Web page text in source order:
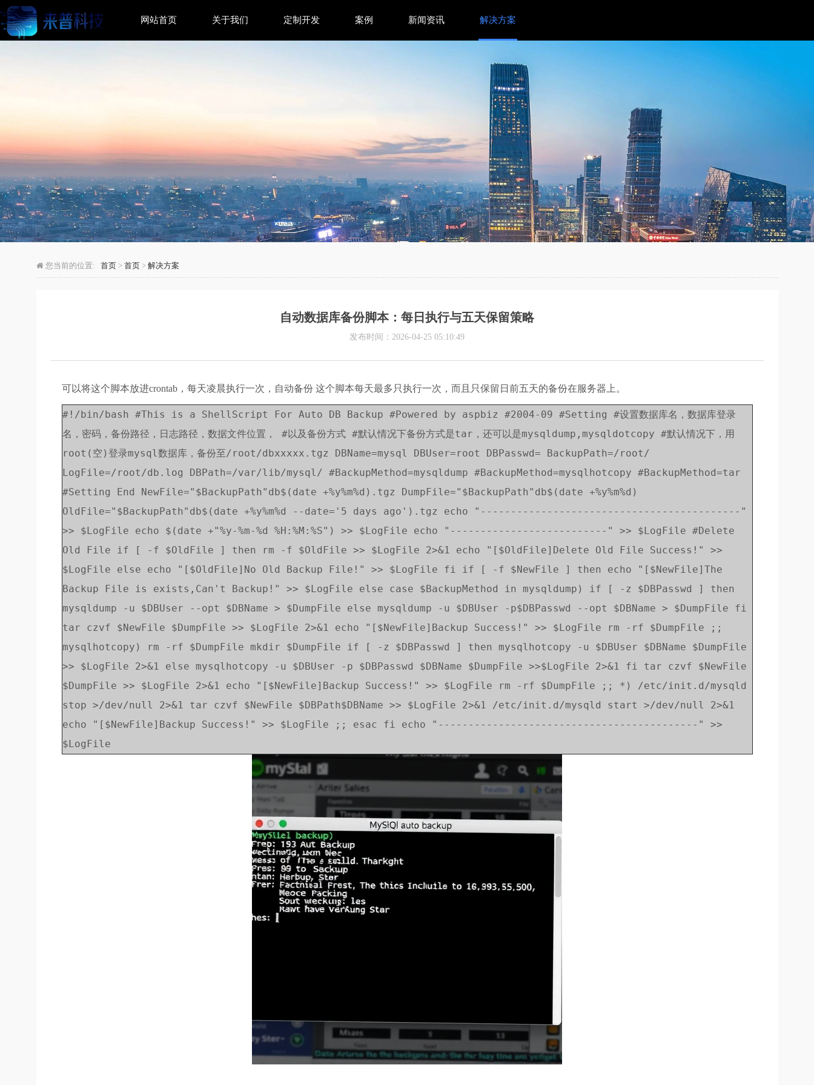
自动数据库备份脚本：每日执行与五天保留策略
网站首页 关于我们 定制开发 案例 新闻资讯 解决方案
您当前的位置: 首页 > 首页 > 解决方案
自动数据库备份脚本：每日执行与五天保留策略
发布时间：2026-04-25 05:10:49
可以将这个脚本放进crontab，每天凌晨执行一次，自动备份 这个脚本每天最多只执行一次，而且只保留日前五天的备份在服务器上。
#!/bin/bash #This is a ShellScript For Auto DB Backup #Powered by aspbiz #2004-09 #Setting #设置数据库名，数据库登录
名，密码，备份路径，日志路径，数据文件位置， #以及备份方式 #默认情况下备份方式是tar，还可以是mysqldump,mysqldotcopy #默认情况下，用
root(空)登录mysql数据库，备份至/root/dbxxxxx.tgz DBName=mysql DBUser=root DBPasswd= BackupPath=/root/
LogFile=/root/db.log DBPath=/var/lib/mysql/ #BackupMethod=mysqldump #BackupMethod=mysqlhotcopy #BackupMethod=tar
#Setting End NewFile="$BackupPath"db$(date +%y%m%d).tgz DumpFile="$BackupPath"db$(date +%y%m%d)
OldFile="$BackupPath"db$(date +%y%m%d --date='5 days ago').tgz echo "-------------------------------------------"
>> $LogFile echo $(date +"%y-%m-%d %H:%M:%S") >> $LogFile echo "--------------------------" >> $LogFile #Delete
Old File if [ -f $OldFile ] then rm -f $OldFile >> $LogFile 2>&1 echo "[$OldFile]Delete Old File Success!" >>
$LogFile else echo "[$OldFile]No Old Backup File!" >> $LogFile fi if [ -f $NewFile ] then echo "[$NewFile]The
Backup File is exists,Can't Backup!" >> $LogFile else case $BackupMethod in mysqldump) if [ -z $DBPasswd ] then
mysqldump -u $DBUser --opt $DBName > $DumpFile else mysqldump -u $DBUser -p$DBPasswd --opt $DBName > $DumpFile fi
tar czvf $NewFile $DumpFile >> $LogFile 2>&1 echo "[$NewFile]Backup Success!" >> $LogFile rm -rf $DumpFile ;;
mysqlhotcopy) rm -rf $DumpFile mkdir $DumpFile if [ -z $DBPasswd ] then mysqlhotcopy -u $DBUser $DBName $DumpFile
>> $LogFile 2>&1 else mysqlhotcopy -u $DBUser -p $DBPasswd $DBName $DumpFile >>$LogFile 2>&1 fi tar czvf $NewFile
$DumpFile >> $LogFile 2>&1 echo "[$NewFile]Backup Success!" >> $LogFile rm -rf $DumpFile ;; *) /etc/init.d/mysqld
stop >/dev/null 2>&1 tar czvf $NewFile $DBPath$DBName >> $LogFile 2>&1 /etc/init.d/mysqld start >/dev/null 2>&1
echo "[$NewFile]Backup Success!" >> $LogFile ;; esac fi echo "-------------------------------------------" >>
$LogFile